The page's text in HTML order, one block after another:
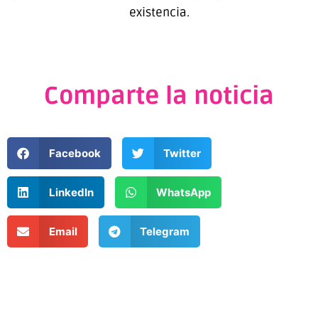
existencia.
Comparte la noticia
Facebook Twitter
LinkedIn WhatsApp
Email Telegram